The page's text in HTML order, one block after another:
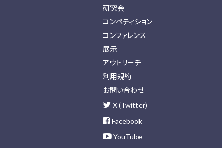
研究会
コンペティション
コンファレンス
展示
アウトリーチ
利用規約
お問い合わせ
X (Twitter)
Facebook
YouTube